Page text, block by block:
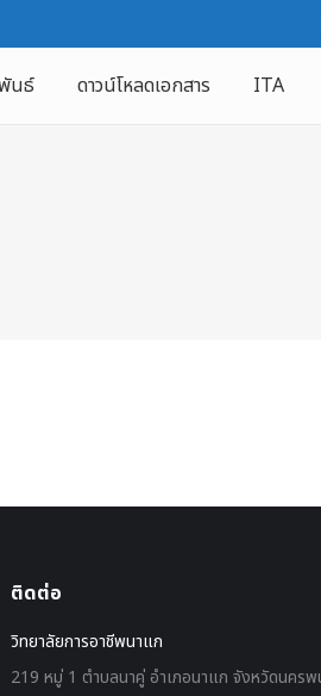
นธ์ ดาวน์โหลดเอกสาร ITA
ติดต่อ
วิทยาลัยการอาชีพนาแก
219 หมู่ 1 ตำบลนาคู่ อำเภอนาแก จังหวัดนคร